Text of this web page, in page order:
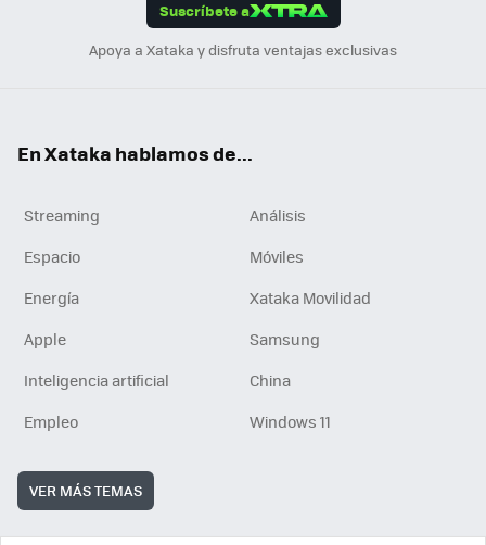
Suscríbete a
Apoya a Xataka y disfruta ventajas exclusivas
En Xataka hablamos de...
Streaming
Análisis
Espacio
Móviles
Energía
Xataka Movilidad
Apple
Samsung
Inteligencia artificial
China
Empleo
Windows 11
VER MÁS TEMAS